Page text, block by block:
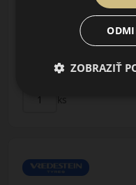
ks
ZOBRAZIŤ